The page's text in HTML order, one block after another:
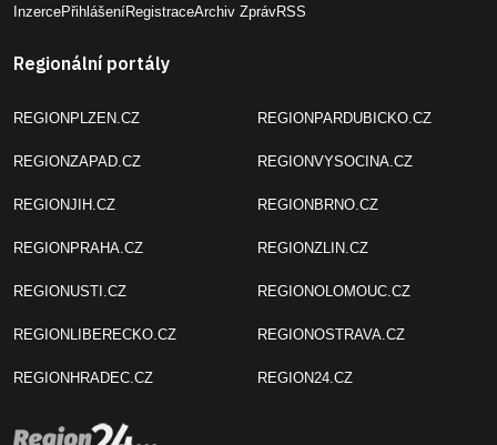
InzercePřihlášeníRegistraceArchiv ZprávRSS
Regionální portály
REGIONPLZEN.CZ
REGIONZAPAD.CZ
REGIONJIH.CZ
REGIONPRAHA.CZ
REGIONUSTI.CZ
REGIONLIBERECKO.CZ
REGIONHRADEC.CZ
REGIONPARDUBICKO.CZ
REGIONVYSOCINA.CZ
REGIONBRNO.CZ
REGIONZLIN.CZ
REGIONOLOMOUC.CZ
REGIONOSTRAVA.CZ
REGION24.CZ